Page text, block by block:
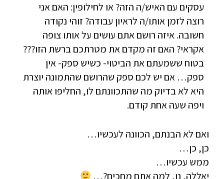
עסקים עם האיש/ה הזה? או לחילופין: האם אני
רוצה לזמן אותו/ה לראיון עבודה? זוהי נקודה
חשובה. איזה רושם אתם עושים על אותו צופה
אקראי? האם זה מקדם את מטרתכם ברשת הזו???
בטוח ששמעתם את הביטוי- כשיש ספק- אין
ספק… אם יש לכם ספק שהרושם שהתמונה יוצרת
היא לא בדיוק מה שהתכוונתם לו, החליפו אותה
ויפה שעה אחת קודם.
ואם לא הבנתם, הכוונה לעכשיו…
כן, כן…
ממש עכשיו…
יאללה, נו, למה אתם מחכים?…